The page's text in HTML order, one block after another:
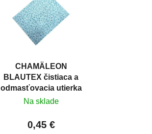
CHAMÄLEON
BLAUTEX čistiaca a
odmasťovacia utierka
32 x 40 cm
Na sklade
0,45 €